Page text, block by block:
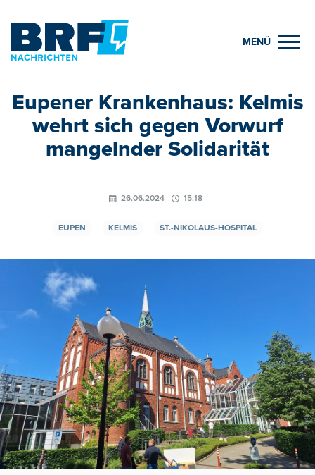
MENÜ
Eupener Krankenhaus: Kelmis
wehrt sich gegen Vorwurf
mangelnder Solidarität
26.06.2024 15:18
EUPEN KELMIS ST.-NIKOLAUS-HOSPITAL